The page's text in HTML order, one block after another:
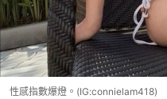
性感指數爆燈。(IG:connielam418)